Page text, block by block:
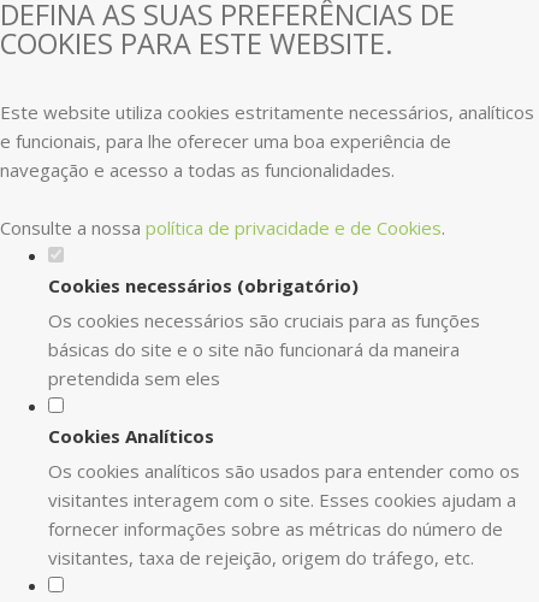
DEFINA AS SUAS PREFERÊNCIAS DE
COOKIES PARA ESTE WEBSITE.
Este website utiliza cookies estritamente necessários, analíticos
e funcionais, para lhe oferecer uma boa experiência de
navegação e acesso a todas as funcionalidades.
Consulte a nossa política de privacidade e de Cookies.
Cookies necessários (obrigatório)
Os cookies necessários são cruciais para as funções
básicas do site e o site não funcionará da maneira
pretendida sem eles
Cookies Analíticos
Os cookies analíticos são usados para entender como os
visitantes interagem com o site. Esses cookies ajudam a
fornecer informações sobre as métricas do número de
visitantes, taxa de rejeição, origem do tráfego, etc.